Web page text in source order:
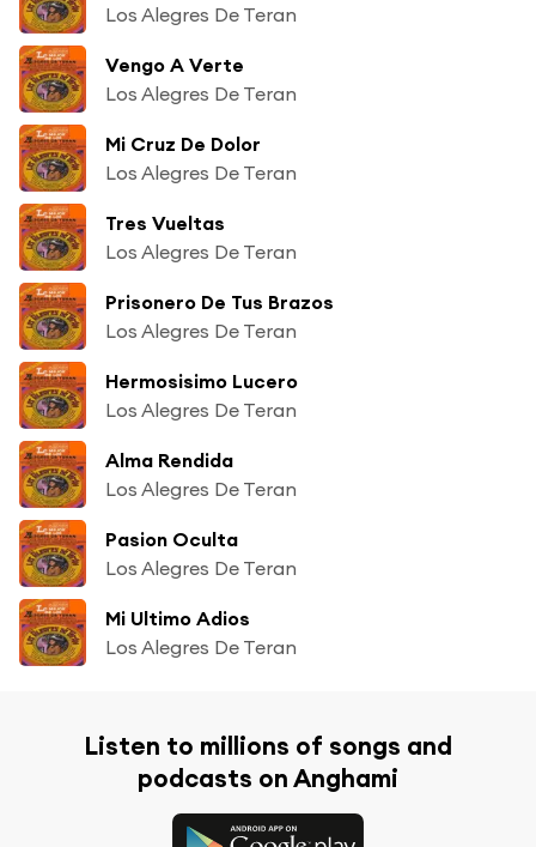
Los Alegres De Teran
Vengo A Verte
Los Alegres De Teran
Mi Cruz De Dolor
Los Alegres De Teran
Tres Vueltas
Los Alegres De Teran
Prisonero De Tus Brazos
Los Alegres De Teran
Hermosisimo Lucero
Los Alegres De Teran
Alma Rendida
Los Alegres De Teran
Pasion Oculta
Los Alegres De Teran
Mi Ultimo Adios
Los Alegres De Teran
Listen to millions of songs and
podcasts on Anghami